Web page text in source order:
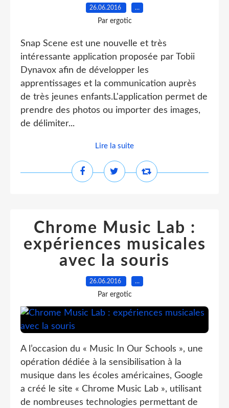
26.06.2016 …
Par ergotic
Snap Scene est une nouvelle et très
intéressante application proposée par Tobii
Dynavox afin de développer les
apprentissages et la communication auprès
de très jeunes enfants.L'application permet de
prendre des photos ou importer des images,
de délimiter...
Lire la suite
Chrome Music Lab :
expériences musicales
avec la souris
26.06.2016 …
Par ergotic
A l’occasion du « Music In Our Schools », une
opération dédiée à la sensibilisation à la
musique dans les écoles américaines, Google
a créé le site « Chrome Music Lab », utilisant
de nombreuses technologies permettant de